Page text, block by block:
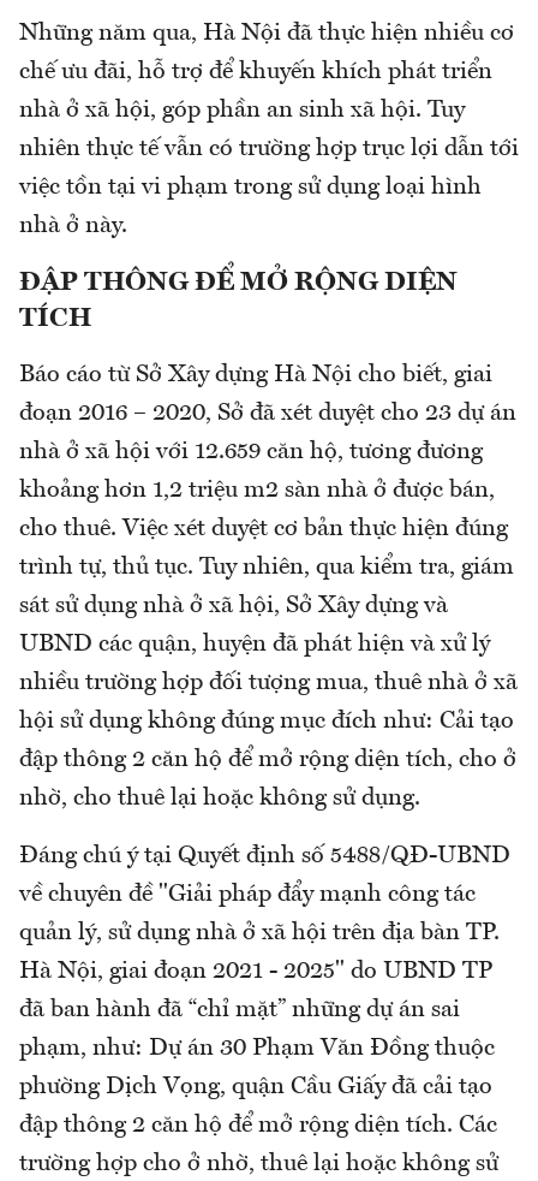
Những năm qua, Hà Nội đã thực hiện nhiều cơ
chế ưu đãi, hỗ trợ để khuyến khích phát triển
nhà ở xã hội, góp phần an sinh xã hội. Tuy
nhiên thực tế vẫn có trường hợp trục lợi dẫn tới
việc tồn tại vi phạm trong sử dụng loại hình
nhà ở này.
ĐẬP THÔNG ĐỂ MỞ RỘNG DIỆN
TÍCH
Báo cáo từ Sở Xây dựng Hà Nội cho biết, giai
đoạn 2016 – 2020, Sở đã xét duyệt cho 23 dự án
nhà ở xã hội với 12.659 căn hộ, tương đương
khoảng hơn 1,2 triệu m2 sàn nhà ở được bán,
cho thuê. Việc xét duyệt cơ bản thực hiện đúng
trình tự, thủ tục. Tuy nhiên, qua kiểm tra, giám
sát sử dụng nhà ở xã hội, Sở Xây dựng và
UBND các quận, huyện đã phát hiện và xử lý
nhiều trường hợp đối tượng mua, thuê nhà ở xã
hội sử dụng không đúng mục đích như: Cải tạo
đập thông 2 căn hộ để mở rộng diện tích, cho ở
nhờ, cho thuê lại hoặc không sử dụng.
Đáng chú ý tại Quyết định số 5488/QĐ-UBND
về chuyên đề "Giải pháp đẩy mạnh công tác
quản lý, sử dụng nhà ở xã hội trên địa bàn TP.
Hà Nội, giai đoạn 2021 - 2025" do UBND TP
đã ban hành đã “chỉ mặt” những dự án sai
phạm, như: Dự án 30 Phạm Văn Đồng thuộc
phường Dịch Vọng, quận Cầu Giấy đã cải tạo
đập thông 2 căn hộ để mở rộng diện tích. Các
trường hợp cho ở nhờ, thuê lại hoặc không sử